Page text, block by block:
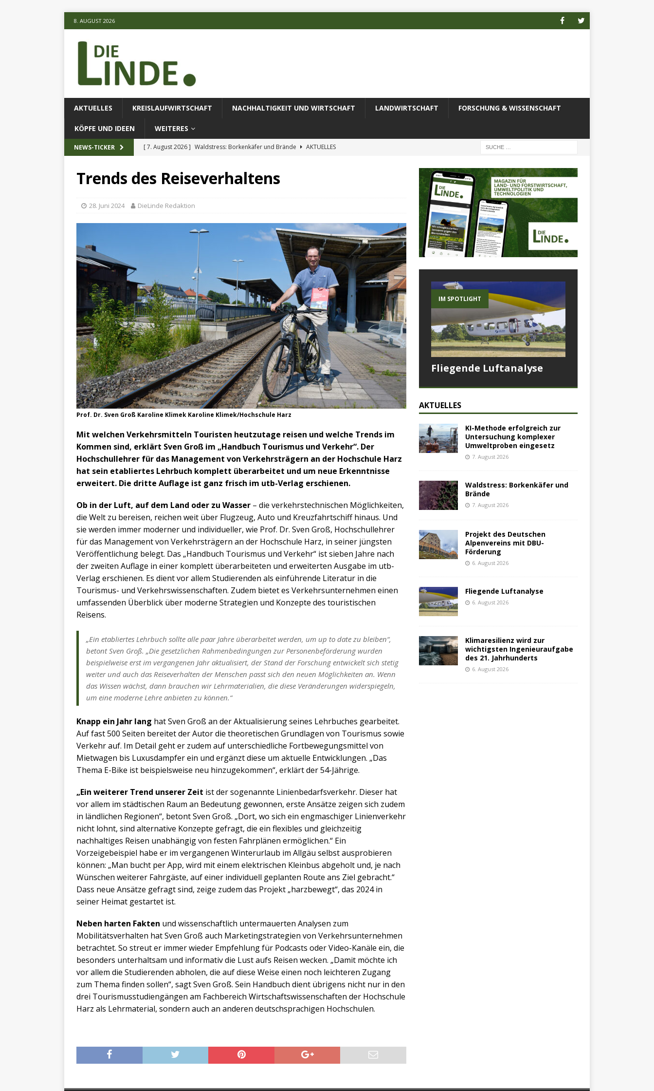
8. AUGUST 2026
AKTUELLES KREISLAUFWIRTSCHAFT NACHHALTIGKEIT UND WIRTSCHAFT LANDWIRTSCHAFT FORSCHUNG & WISSENSCHAFT
KÖPFE UND IDEEN WEITERES
NEWS-TICKER [ 7. August 2026 ] Waldstress: Borkenkäfer und Brände
AKTUELLES
[ 7. August 2026 ] KI-Methode erfolgreich zur Untersuchung komplexer Umweltproben
Trends des Reiseverhaltens
28. Juni 2024 DieLinde Redaktion
Prof. Dr. Sven Groß Karoline Klimek Karoline Klimek/Hochschule Harz
Mit welchen Verkehrsmitteln Touristen heutzutage reisen und welche Trends im
Kommen sind, erklärt Sven Groß im „Handbuch Tourismus und Verkehr“. Der
Hochschullehrer für das Management von Verkehrsträgern an der Hochschule Harz
hat sein etabliertes Lehrbuch komplett überarbeitet und um neue Erkenntnisse
erweitert. Die dritte Auflage ist ganz frisch im utb-Verlag erschienen.
Ob in der Luft, auf dem Land oder zu Wasser – die verkehrstechnischen Möglichkeiten,
die Welt zu bereisen, reichen weit über Flugzeug, Auto und Kreuzfahrtschiff hinaus. Und
sie werden immer moderner und individueller, wie Prof. Dr. Sven Groß, Hochschullehrer
für das Management von Verkehrsträgern an der Hochschule Harz, in seiner jüngsten
Veröffentlichung belegt. Das „Handbuch Tourismus und Verkehr“ ist sieben Jahre nach
der zweiten Auflage in einer komplett überarbeiteten und erweiterten Ausgabe im utb-
Verlag erschienen. Es dient vor allem Studierenden als einführende Literatur in die
Tourismus- und Verkehrswissenschaften. Zudem bietet es Verkehrsunternehmen einen
umfassenden Überblick über moderne Strategien und Konzepte des touristischen
Reisens.
„Ein etabliertes Lehrbuch sollte alle paar Jahre überarbeitet werden, um up to date zu bleiben“,
betont Sven Groß. „Die gesetzlichen Rahmenbedingungen zur Personenbeförderung wurden
beispielweise erst im vergangenen Jahr aktualisiert, der Stand der Forschung entwickelt sich stetig
weiter und auch das Reiseverhalten der Menschen passt sich den neuen Möglichkeiten an. Wenn
das Wissen wächst, dann brauchen wir Lehrmaterialien, die diese Veränderungen widerspiegeln,
um eine moderne Lehre anbieten zu können.“
Knapp ein Jahr lang hat Sven Groß an der Aktualisierung seines Lehrbuches gearbeitet.
Auf fast 500 Seiten bereitet der Autor die theoretischen Grundlagen von Tourismus sowie
Verkehr auf. Im Detail geht er zudem auf unterschiedliche Fortbewegungsmittel von
Mietwagen bis Luxusdampfer ein und ergänzt diese um aktuelle Entwicklungen. „Das
Thema E-Bike ist beispielsweise neu hinzugekommen“, erklärt der 54-Jährige.
„Ein weiterer Trend unserer Zeit ist der sogenannte Linienbedarfsverkehr. Dieser hat
vor allem im städtischen Raum an Bedeutung gewonnen, erste Ansätze zeigen sich zudem
in ländlichen Regionen“, betont Sven Groß. „Dort, wo sich ein engmaschiger Linienverkehr
nicht lohnt, sind alternative Konzepte gefragt, die ein flexibles und gleichzeitig
nachhaltiges Reisen unabhängig von festen Fahrplänen ermöglichen.“ Ein
Vorzeigebeispiel habe er im vergangenen Winterurlaub im Allgäu selbst ausprobieren
können: „Man bucht per App, wird mit einem elektrischen Kleinbus abgeholt und, je nach
Wünschen weiterer Fahrgäste, auf einer individuell geplanten Route ans Ziel gebracht.“
Dass neue Ansätze gefragt sind, zeige zudem das Projekt „harzbewegt“, das 2024 in
seiner Heimat gestartet ist.
Neben harten Fakten und wissenschaftlich untermauerten Analysen zum
Mobilitätsverhalten hat Sven Groß auch Marketingstrategien von Verkehrsunternehmen
betrachtet. So streut er immer wieder Empfehlung für Podcasts oder Video-Kanäle ein, die
besonders unterhaltsam und informativ die Lust aufs Reisen wecken. „Damit möchte ich
vor allem die Studierenden abholen, die auf diese Weise einen noch leichteren Zugang
zum Thema finden sollen“, sagt Sven Groß. Sein Handbuch dient übrigens nicht nur in den
drei Tourismusstudiengängen am Fachbereich Wirtschaftswissenschaften der Hochschule
Harz als Lehrmaterial, sondern auch an anderen deutschsprachigen Hochschulen.
IM SPOTLIGHT
Fliegende Luftanalyse
AKTUELLES
KI-Methode erfolgreich zur
Untersuchung komplexer
Umweltproben eingesetz
7. August 2026
Waldstress: Borkenkäfer und
Brände
7. August 2026
Projekt des Deutschen
Alpenvereins mit DBU-
Förderung
6. August 2026
Fliegende Luftanalyse
6. August 2026
Klimaresilienz wird zur
wichtigsten Ingenieuraufgabe
des 21. Jahrhunderts
6. August 2026